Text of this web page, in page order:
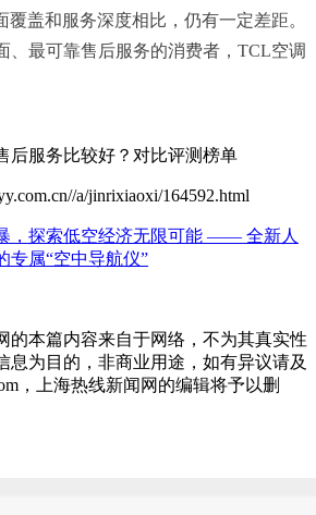
盖和服务深度相比，仍有一定差距。
、最可靠售后服务的消费者，TCL空调
后服务比较好？对比评测榜单
a/jinrixiaoxi/164592.html
，探索低空经济无限可能 —— 全新人
专属“空中导航仪”
的本篇内容来自于网络，不为其真实性
息为目的，非商业用途，如有异议请及
，上海热线新闻网的编辑将予以删